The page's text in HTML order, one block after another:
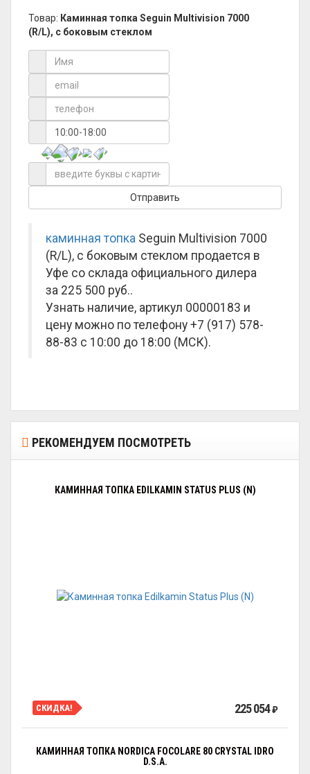
Товар: Каминная топка Seguin Multivision 7000
(R/L), с боковым стеклом
каминная топка Seguin Multivision 7000
(R/L), с боковым стеклом продается в
Уфе со склада официального дилера
за 225 500 руб..
Узнать наличие, артикул 00000183 и
цену можно по телефону +7 (917) 578-
88-83 с 10:00 до 18:00 (МСК).
РЕКОМЕНДУЕМ ПОСМОТРЕТЬ
КАМИННАЯ ТОПКА EDILKAMIN STATUS PLUS (N)
СКИДКА! 225 054₽
КАМИННАЯ ТОПКА NORDICA FOCOLARE 80 CRYSTAL IDRO
D.S.A.